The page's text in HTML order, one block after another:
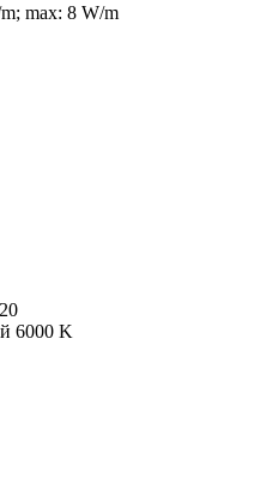
max: 8 W/m
6000 K